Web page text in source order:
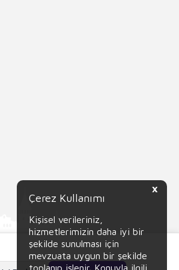
X
Çerez Kullanımı
Kişisel verileriniz,
hizmetlerimizin daha iyi bir
şekilde sunulması için
mevzuata uygun bir şekilde
toplanıp işlenir. Konuyla ilgili